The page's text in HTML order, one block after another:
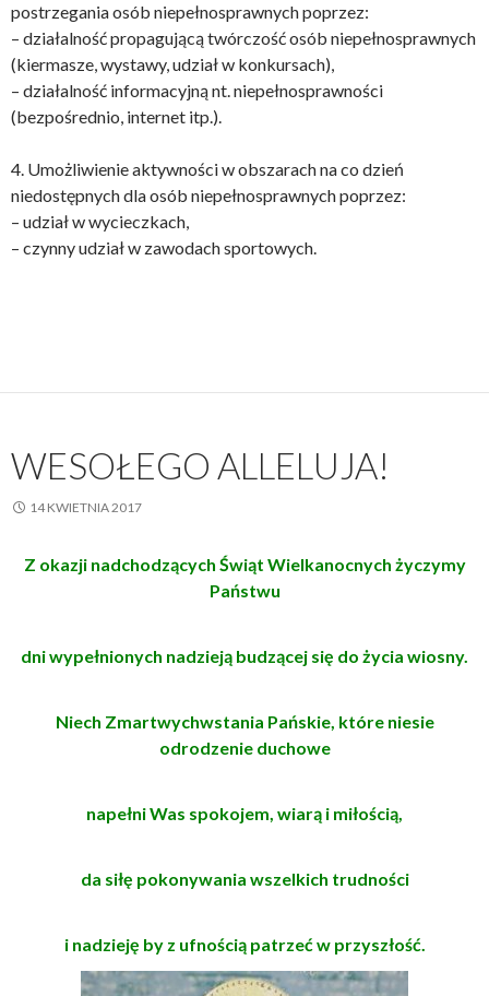
postrzegania osób niepełnosprawnych poprzez:
– działalność propagującą twórczość osób niepełnosprawnych
(kiermasze, wystawy, udział w konkursach),
– działalność informacyjną nt. niepełnosprawności
(bezpośrednio, internet itp.).
4. Umożliwienie aktywności w obszarach na co dzień
niedostępnych dla osób niepełnosprawnych poprzez:
– udział w wycieczkach,
– czynny udział w zawodach sportowych.
WESOŁEGO ALLELUJA!
14 KWIETNIA 2017
Z okazji nadchodzących Świąt Wielkanocnych życzymy
Państwu
dni wypełnionych nadzieją budzącej się do życia wiosny.
Niech Zmartwychwstania Pańskie, które niesie
odrodzenie duchowe
napełni Was spokojem, wiarą i miłością,
da siłę pokonywania wszelkich trudności
i nadzieję by z ufnością patrzeć w przyszłość.